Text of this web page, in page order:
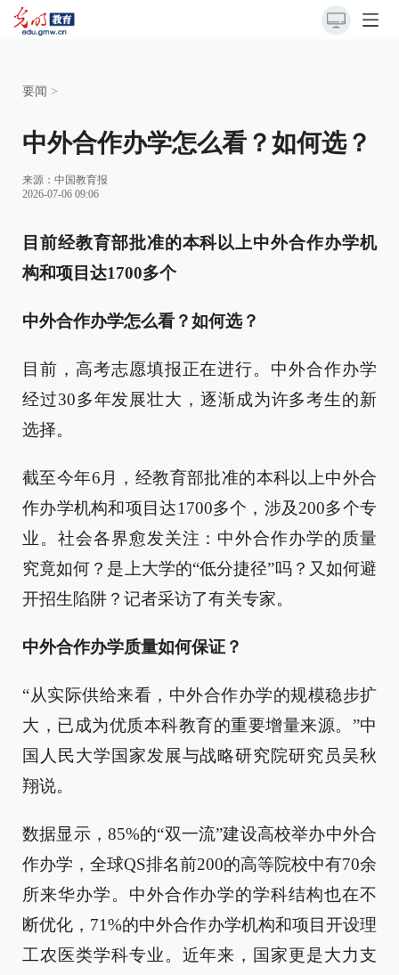
要闻 >
中外合作办学怎么看？如何选？
来源： 中国教育报
2026-07-06 09:06
目前经教育部批准的本科以上中外合作办学机
构和项目达1700多个
中外合作办学怎么看？如何选？
目前，高考志愿填报正在进行。中外合作办学
经过30多年发展壮大，逐渐成为许多考生的新
选择。
截至今年6月，经教育部批准的本科以上中外合
作办学机构和项目达1700多个，涉及200多个专
业。社会各界愈发关注：中外合作办学的质量
究竟如何？是上大学的“低分捷径”吗？又如何避
开招生陷阱？记者采访了有关专家。
中外合作办学质量如何保证？
“从实际供给来看，中外合作办学的规模稳步扩
大，已成为优质本科教育的重要增量来源。”中
国人民大学国家发展与战略研究院研究员吴秋
翔说。
数据显示，85%的“双一流”建设高校举办中外合
作办学，全球QS排名前200的高等院校中有70余
所来华办学。中外合作办学的学科结构也在不
断优化，71%的中外合作办学机构和项目开设理
工农医类学科专业。近年来，国家更是大力支